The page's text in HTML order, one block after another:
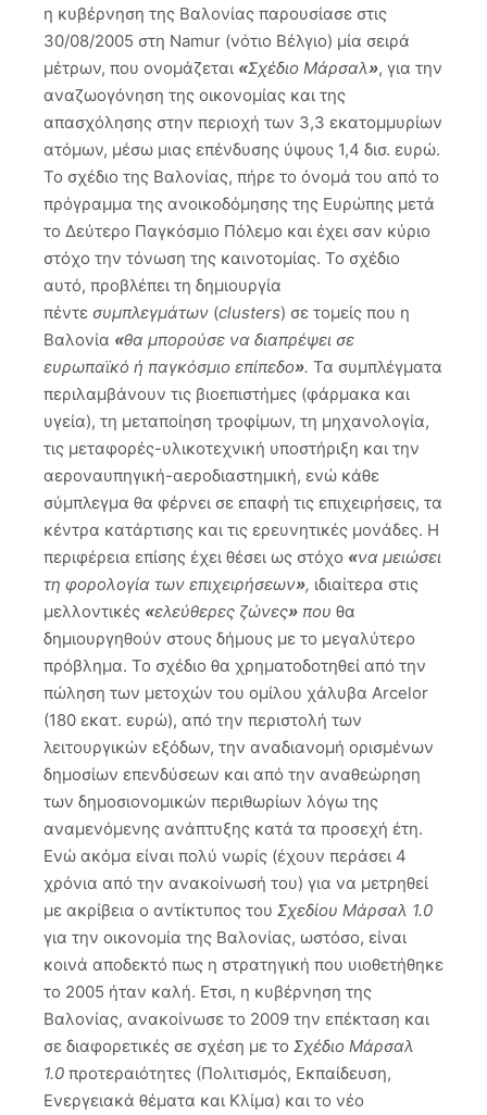
η κυβέρνηση της Βαλονίας παρουσίασε στις
30/08/2005 στη Namur (νότιο Βέλγιο) μία σειρά
μέτρων, που ονομάζεται «Σχέδιο Μάρσαλ», για την
αναζωογόνηση της οικονομίας και της
απασχόλησης στην περιοχή των 3,3 εκατομμυρίων
ατόμων, μέσω μιας επένδυσης ύψους 1,4 δισ. ευρώ.
Το σχέδιο της Βαλονίας, πήρε το όνομά του από το
πρόγραμμα της ανοικοδόμησης της Ευρώπης μετά
το Δεύτερο Παγκόσμιο Πόλεμο και έχει σαν κύριο
στόχο την τόνωση της καινοτομίας. Το σχέδιο
αυτό, προβλέπει τη δημιουργία
πέντε συμπλεγμάτων (clusters) σε τομείς που η
Βαλονία «θα μπορούσε να διαπρέψει σε
ευρωπαϊκό ή παγκόσμιο επίπεδο». Τα συμπλέγματα
περιλαμβάνουν τις βιοεπιστήμες (φάρμακα και
υγεία), τη μεταποίηση τροφίμων, τη μηχανολογία,
τις μεταφορές-υλικοτεχνική υποστήριξη και την
αεροναυπηγική-αεροδιαστημική, ενώ κάθε
σύμπλεγμα θα φέρνει σε επαφή τις επιχειρήσεις, τα
κέντρα κατάρτισης και τις ερευνητικές μονάδες. Η
περιφέρεια επίσης έχει θέσει ως στόχο «να μειώσει
τη φορολογία των επιχειρήσεων», ιδιαίτερα στις
μελλοντικές «ελεύθερες ζώνες» που θα
δημιουργηθούν στους δήμους με το μεγαλύτερο
πρόβλημα. Το σχέδιο θα χρηματοδοτηθεί από την
πώληση των μετοχών του ομίλου χάλυβα Arcelor
(180 εκατ. ευρώ), από την περιστολή των
λειτουργικών εξόδων, την αναδιανομή ορισμένων
δημοσίων επενδύσεων και από την αναθεώρηση
των δημοσιονομικών περιθωρίων λόγω της
αναμενόμενης ανάπτυξης κατά τα προσεχή έτη.
Ενώ ακόμα είναι πολύ νωρίς (έχουν περάσει 4
χρόνια από την ανακοίνωσή του) για να μετρηθεί
με ακρίβεια ο αντίκτυπος του Σχεδίου Μάρσαλ 1.0
για την οικονομία της Βαλονίας, ωστόσο, είναι
κοινά αποδεκτό πως η στρατηγική που υιοθετήθηκε
το 2005 ήταν καλή. Ετσι, η κυβέρνηση της
Βαλονίας, ανακοίνωσε το 2009 την επέκταση και
σε διαφορετικές σε σχέση με το Σχέδιο Μάρσαλ
1.0 προτεραιότητες (Πολιτισμός, Εκπαίδευση,
Ενεργειακά θέματα και Κλίμα) και το νέο